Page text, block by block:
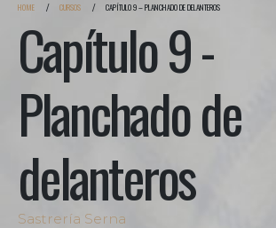
HOME CURSOS CAPÍTULO 9 – PLANCHADO DE DELANTEROS
Capítulo 9 -
Planchado de
delanteros
Sastrería Serna